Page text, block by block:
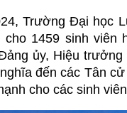
Trường Đại học
1459 sinh viên
ủy, Hiệu
đến các Tân
cho các sinh